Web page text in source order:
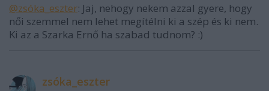
@zsóka_eszter: Jaj, nehogy nekem azzal gyere, hogy
női szemmel nem lehet megítélni ki a szép és ki nem.
Ki az a Szarka Ernő ha szabad tudnom? :)
zsóka_eszter